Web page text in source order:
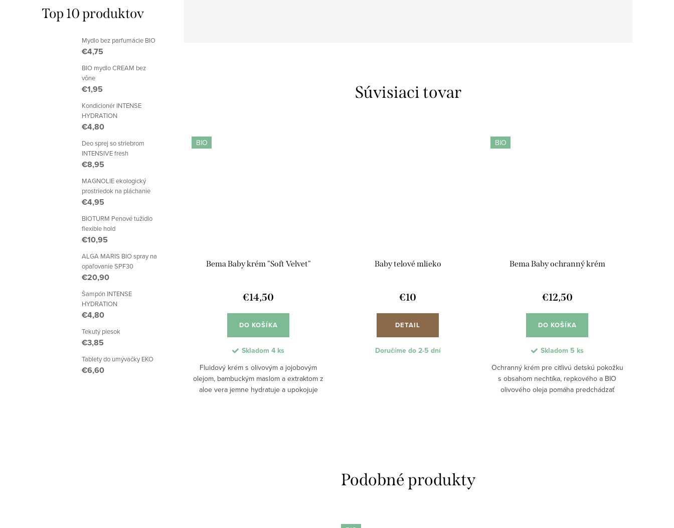
Top 10 produktov
Mydlo bez parfumácie BIO
€4,75
BIO mydlo CREAM bez
vône
€1,95
Kondicionér INTENSE
HYDRATION
€4,80
Deo sprej so striebrom
INTENSIVE fresh
€8,95
MAGNOLIE ekologický
prostriedok na pláchanie
€4,95
BIOTURM Penové tužidlo
flexible hold
€10,95
ALGA MARIS BIO spray na
opaľovanie SPF30
€20,90
Šampón INTENSE
HYDRATION
€4,80
Tekutý piesok
€3,85
Tablety do umývačky EKO
€6,60
Súvisiaci tovar
BIO
Bema Baby krém "Soft Velvet"
€14,50
DO KOŠÍKA
Skladom 4 ks
Fluidový krém s olivovým a jojobovým
olejom, bambuckým maslom a extraktom z
aloe vera jemne hydratuje a upokojuje
Baby telové mlieko
€10
DETAIL
Doručíme do 2-5 dní
BIO
Bema Baby ochranný krém
€12,50
DO KOŠÍKA
Skladom 5 ks
Ochranný krém pre citlivú detskú pokožku
s obsahom nechtíka, repkového a BIO
olivového oleja pomáha predchádzať